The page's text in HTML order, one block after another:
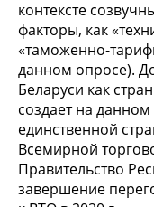
контексте
факторы, как
«таможенно-
данном опросе).
Беларуси как
создает на данном
единственной
Всемирной
Правительство
завершение